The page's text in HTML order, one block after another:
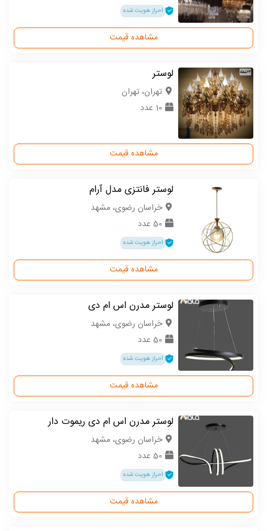
احراز هویت شده
مشاهده قیمت
لوستر
تهران، تهران
10 عدد
مشاهده قیمت
لوستر فانتزی مدل آرام
خراسان رضوی، مشهد
50 عدد
احراز هویت شده
مشاهده قیمت
لوستر مدرن اس ام دی
خراسان رضوی، مشهد
50 عدد
احراز هویت شده
مشاهده قیمت
لوستر مدرن اس ام دی ریموت دار
خراسان رضوی، مشهد
50 عدد
احراز هویت شده
مشاهده قیمت